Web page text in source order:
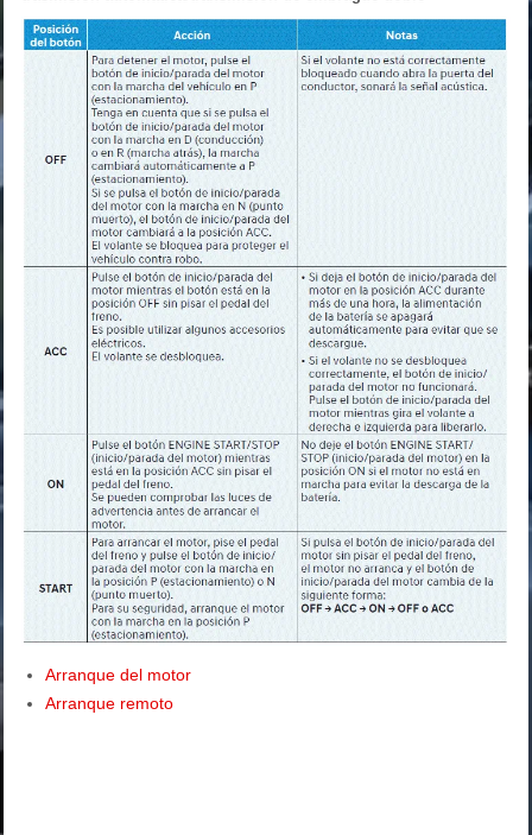
Arranque del motor
Arranque remoto